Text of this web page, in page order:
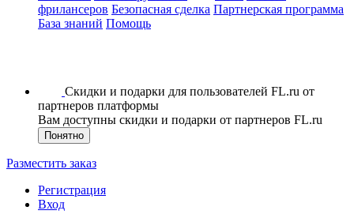
фрилансеров Безопасная сделка Партнерская программа
База знаний Помощь
Скидки и подарки для пользователей FL.ru от
партнеров платформы
Вам доступны скидки и подарки от партнеров FL.ru
Понятно
Разместить заказ
Регистрация
Вход